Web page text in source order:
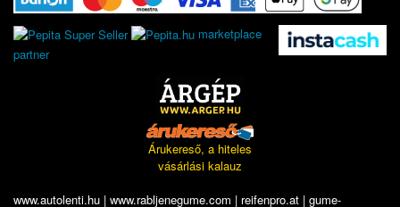
marketplace
partner
Árukereső, a hiteles
vásárlási kalauz
www.autolenti.hu | www.rabljenegume.com | reifenpro.at | gume-